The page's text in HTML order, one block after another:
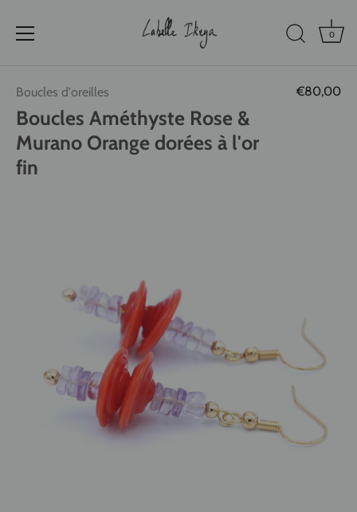
contenu
0
Boucles d'oreilles €80,00
Boucles Améthyste Rose &
Murano Orange dorées à l'or
fin